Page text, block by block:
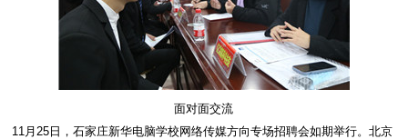
面对面交流
11月25日，石家庄新华电脑学校网络传媒方向专场招聘会如期举行。北京